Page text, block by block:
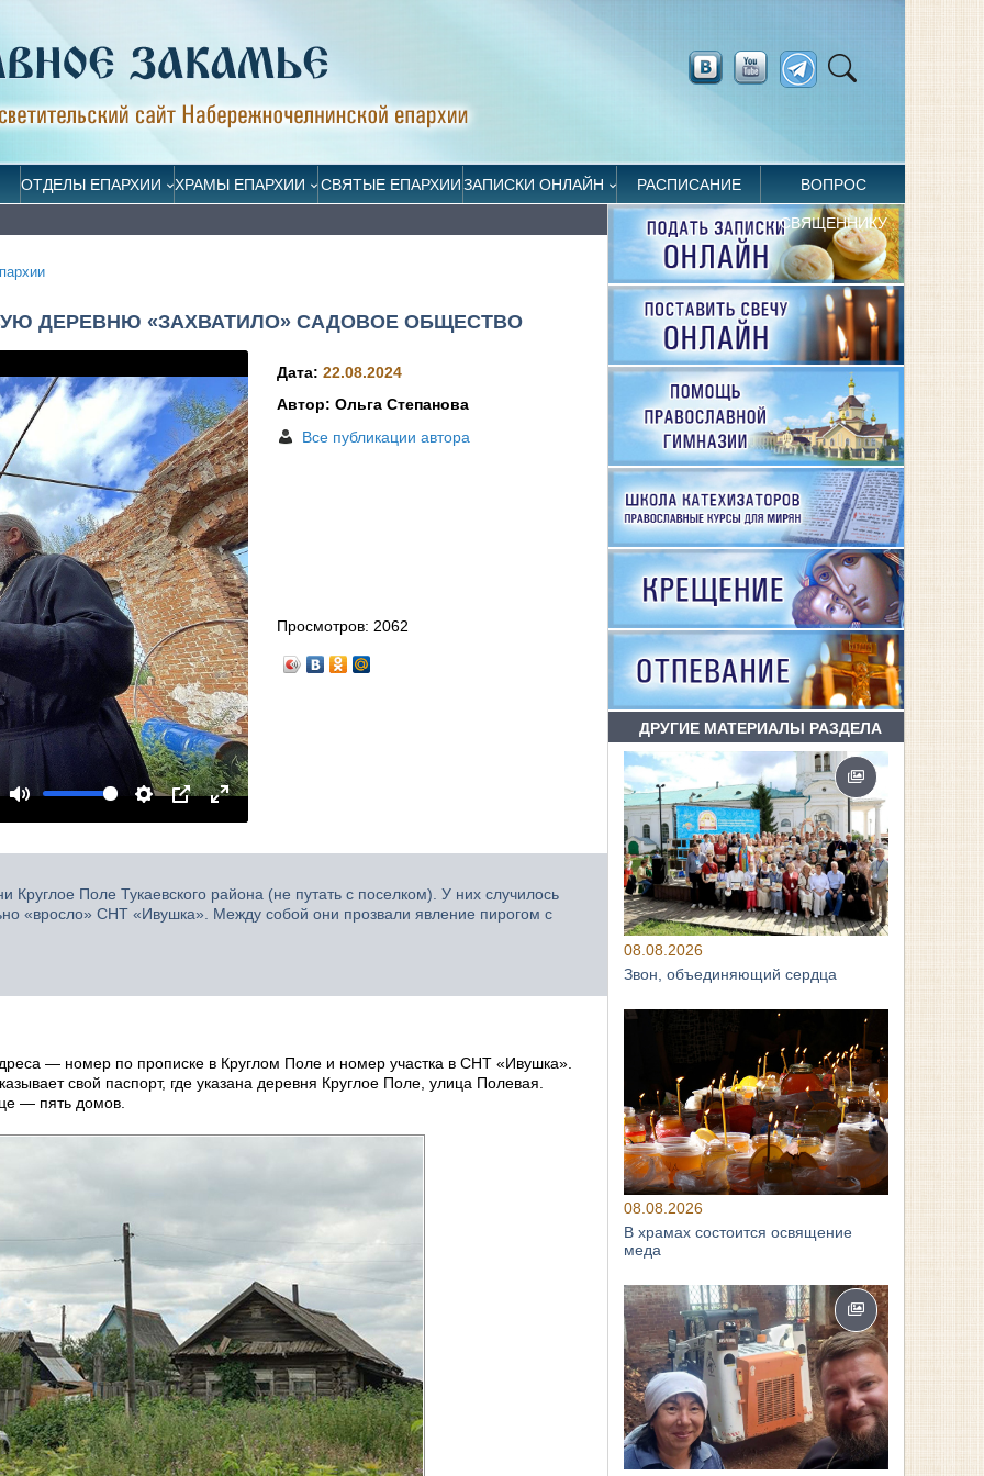
ОТДЕЛЫ ЕПАРХИИ ХРАМЫ ЕПАРХИИ СВЯТЫЕ ЕПАРХИИЗАПИСКИ ОНЛАЙН РАСПИСАНИЕ ВОПРОС
СВЯЩЕННИКУ
ДЕРЕВНЮ «ЗАХВАТИЛО» САДОВОЕ ОБЩЕСТВО
Дата:22.08.2024
Автор: Ольга Степанова
Все публикации автора
Просмотров:2062
Круглое Поле Тукаевского района (не путать с поселком). У них случилось
«вросло» СНТ «Ивушка». Между собой они прозвали явление пирогом с
— номер по прописке в Круглом Поле и номер участка в СНТ «Ивушка».
свой паспорт, где указана деревня Круглое Поле, улица Полевая.
— пять домов.
ДРУГИЕ МАТЕРИАЛЫ РАЗДЕЛА
08.08.2026
Звон, объединяющий сердца
08.08.2026
В храмах состоится освящение
меда